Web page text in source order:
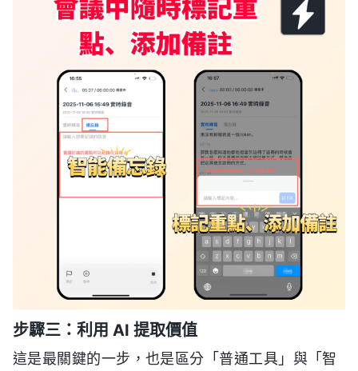
步驟三：利用 AI 提取價值
這是最關鍵的一步，也是區分「普通工具」與「智